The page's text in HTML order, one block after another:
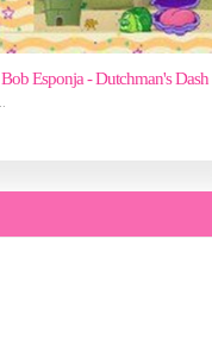
Bob Esponja - Dutchman's Dash